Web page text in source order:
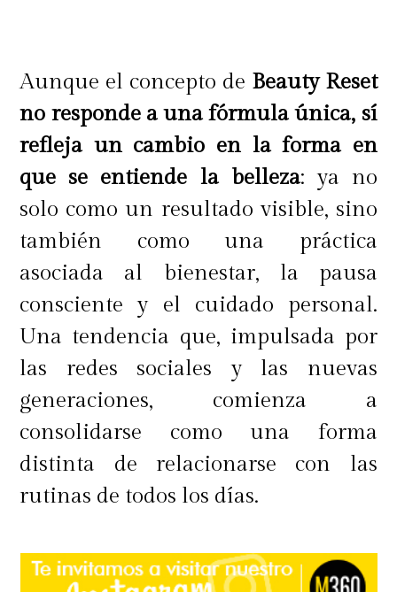
Además, otorga otros beneficios:
"estimula la producción de colágeno,
elimina líneas finas, reduce arrugas
y minimiza la flacidez de la piel.
También combate el
fotoenvejecimiento, es decir,
rejuvenece la piel dañada por el sol y
disminuye la hiperqueratosis o
durezas de la piel",agrega la
especialista de Goodlife.
que puedes regalar como giftcards
Aunque el concepto de Beauty Reset
no responde a una fórmula única, sí
refleja un cambio en la forma en
que se entiende la belleza: ya no
solo como un resultado visible, sino
también como una práctica
asociada al bienestar, la pausa
consciente y el cuidado personal.
Una tendencia que, impulsada por
las redes sociales y las nuevas
generaciones, comienza a
consolidarse como una forma
distinta de relacionarse con las
rutinas de todos los días.